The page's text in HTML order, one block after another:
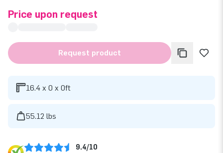
Price upon request
Request product
16.4 x 0 x 0ft
55.12 lbs
9.4/10